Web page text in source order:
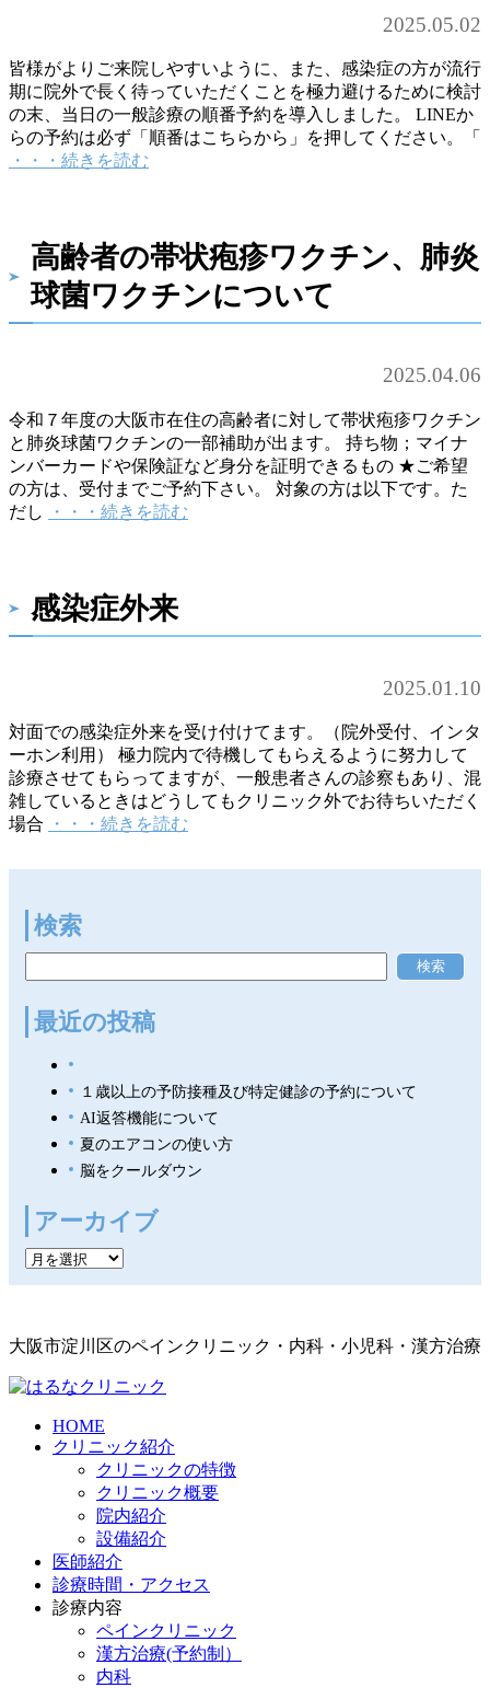
2025.05.02
皆様がよりご来院しやすいように、また、感染症の方が流行
期に院外で長く待っていただくことを極力避けるために検討
の末、当日の一般診療の順番予約を導入しました。 LINEか
らの予約は必ず「順番はこちらから」を押してください。「
・・・続きを読む
高齢者の帯状疱疹ワクチン、肺炎
球菌ワクチンについて
2025.04.06
令和７年度の大阪市在住の高齢者に対して帯状疱疹ワクチン
と肺炎球菌ワクチンの一部補助が出ます。 持ち物；マイナ
ンバーカードや保険証など身分を証明できるもの ★ご希望
の方は、受付までご予約下さい。 対象の方は以下です。た
だし
・・・続きを読む
感染症外来
2025.01.10
対面での感染症外来を受け付けてます。（院外受付、インタ
ーホン利用） 極力院内で待機してもらえるように努力して
診療させてもらってますが、一般患者さんの診察もあり、混
雑しているときはどうしてもクリニック外でお待ちいただく
場合
・・・続きを読む
検索
最近の投稿
１歳以上の予防接種及び特定健診の予約について
AI返答機能について
夏のエアコンの使い方
脳をクールダウン
アーカイブ
ア
ブ
大阪市淀川区のペインクリニック・内科・小児科・漢方治療
HOME
クリニック紹介
クリニックの特徴
クリニック概要
院内紹介
設備紹介
医師紹介
診療時間・アクセス
診療内容
ペインクリニック
漢方治療(予約制）
内科